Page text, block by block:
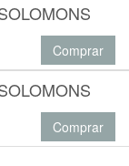
Comprar
Comprar